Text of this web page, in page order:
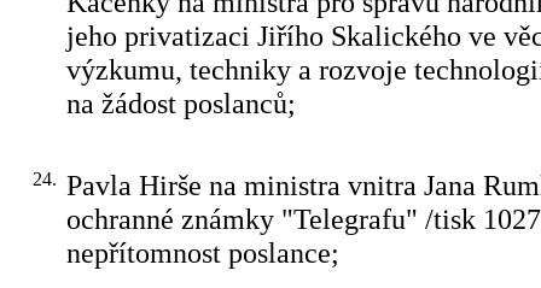
jeho privatizaci Jiřího Skalického ve
výzkumu, techniky a rozvoje
na žádost poslanců;
24. Pavla Hirše na ministra vnitra Jana
ochranné známky "Telegrafu" /tisk
nepřítomnost poslance;